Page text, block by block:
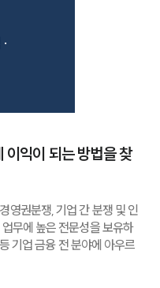
이익이 되는 방법을 찾
영권분쟁, 기업 간 분쟁 및 인
무에 높은 전문성을 보유하
기업 금융 전 분야에 아우르